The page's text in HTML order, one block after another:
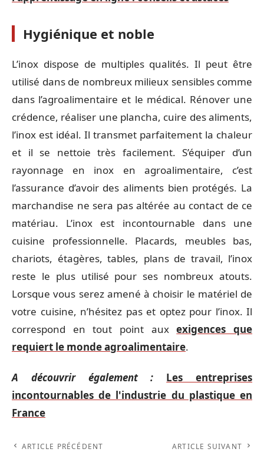
Hygiénique et noble
L’inox dispose de multiples qualités. Il peut être
utilisé dans de nombreux milieux sensibles comme
dans l’agroalimentaire et le médical. Rénover une
crédence, réaliser une plancha, cuire des aliments,
l’inox est idéal. Il transmet parfaitement la chaleur
et il se nettoie très facilement. S’équiper d’un
rayonnage en inox en agroalimentaire, c’est
l’assurance d’avoir des aliments bien protégés. La
marchandise ne sera pas altérée au contact de ce
matériau. L’inox est incontournable dans une
cuisine professionnelle. Placards, meubles bas,
chariots, étagères, tables, plans de travail, l’inox
reste le plus utilisé pour ses nombreux atouts.
Lorsque vous serez amené à choisir le matériel de
votre cuisine, n’hésitez pas et optez pour l’inox. Il
correspond en tout point auxexigences que
requiert le monde agroalimentaire.
A découvrir également :
Les entreprises
incontournables de l'industrie du plastique en
France
ARTICLE PRÉCÉDENT ARTICLE SUIVANT